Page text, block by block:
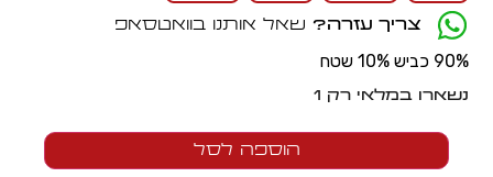
צריך עזרה? שאל אותנו בוואטסאפ
90% כביש 10% שטח
נשארו במלאי רק 1
הוספה לסל